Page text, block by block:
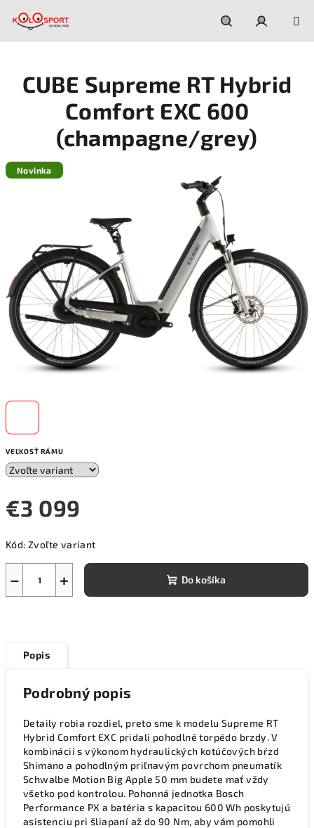
Hľadať
VEĽKOSŤ RÁMU
€3 099
cena:
Kód: Zvoľte variant
+
− Do košíka
CUBE Supreme RT Hybrid
Comfort EXC 600
(champagne/grey)
Novinka
Popis
Podrobný popis
Detaily robia rozdiel, preto sme k modelu Supreme RT
Hybrid Comfort EXC pridali pohodlné torpédo brzdy. V
kombinácii s výkonom hydraulických kotúčových bŕzd
Shimano a pohodlným priľnavým povrchom pneumatík
Schwalbe Motion Big Apple 50 mm budete mať vždy
všetko pod kontrolou. Pohonná jednotka Bosch
Performance PX a batéria s kapacitou 600 Wh poskytujú
asistenciu pri šliapaní až do 90 Nm, aby vám pomohli